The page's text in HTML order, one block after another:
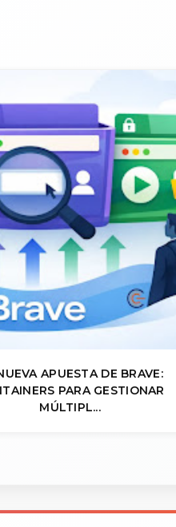
APUESTA DE BRAVE:
PARA GESTIONAR
MÚLTIPL...